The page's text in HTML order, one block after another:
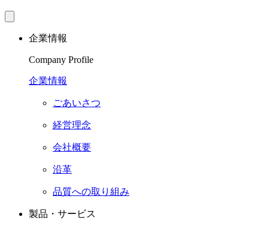
企業情報
Company Profile
企業情報
ごあいさつ
経営理念
会社概要
沿革
品質への取り組み
製品・サービス